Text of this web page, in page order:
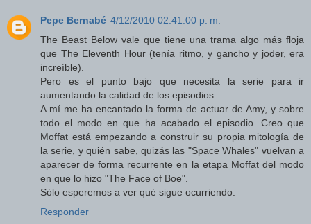
Pepe Bernabé 4/12/2010 02:41:00 p. m.
The Beast Below vale que tiene una trama algo más floja
que The Eleventh Hour (tenía ritmo, y gancho y joder, era
increíble).
Pero es el punto bajo que necesita la serie para ir
aumentando la calidad de los episodios.
A mí me ha encantado la forma de actuar de Amy, y sobre
todo el modo en que ha acabado el episodio. Creo que
Moffat está empezando a construir su propia mitología de
la serie, y quién sabe, quizás las "Space Whales" vuelvan a
aparecer de forma recurrente en la etapa Moffat del modo
en que lo hizo "The Face of Boe".
Sólo esperemos a ver qué sigue ocurriendo.
Responder